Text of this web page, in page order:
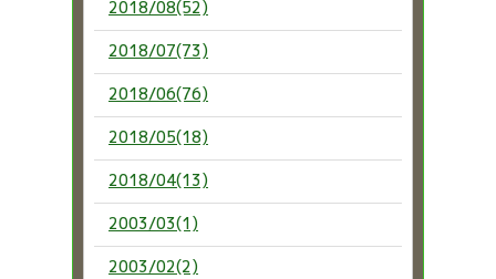
2018/08(52)
2018/07(73)
2018/06(76)
2018/05(18)
2018/04(13)
2003/03(1)
2003/02(2)